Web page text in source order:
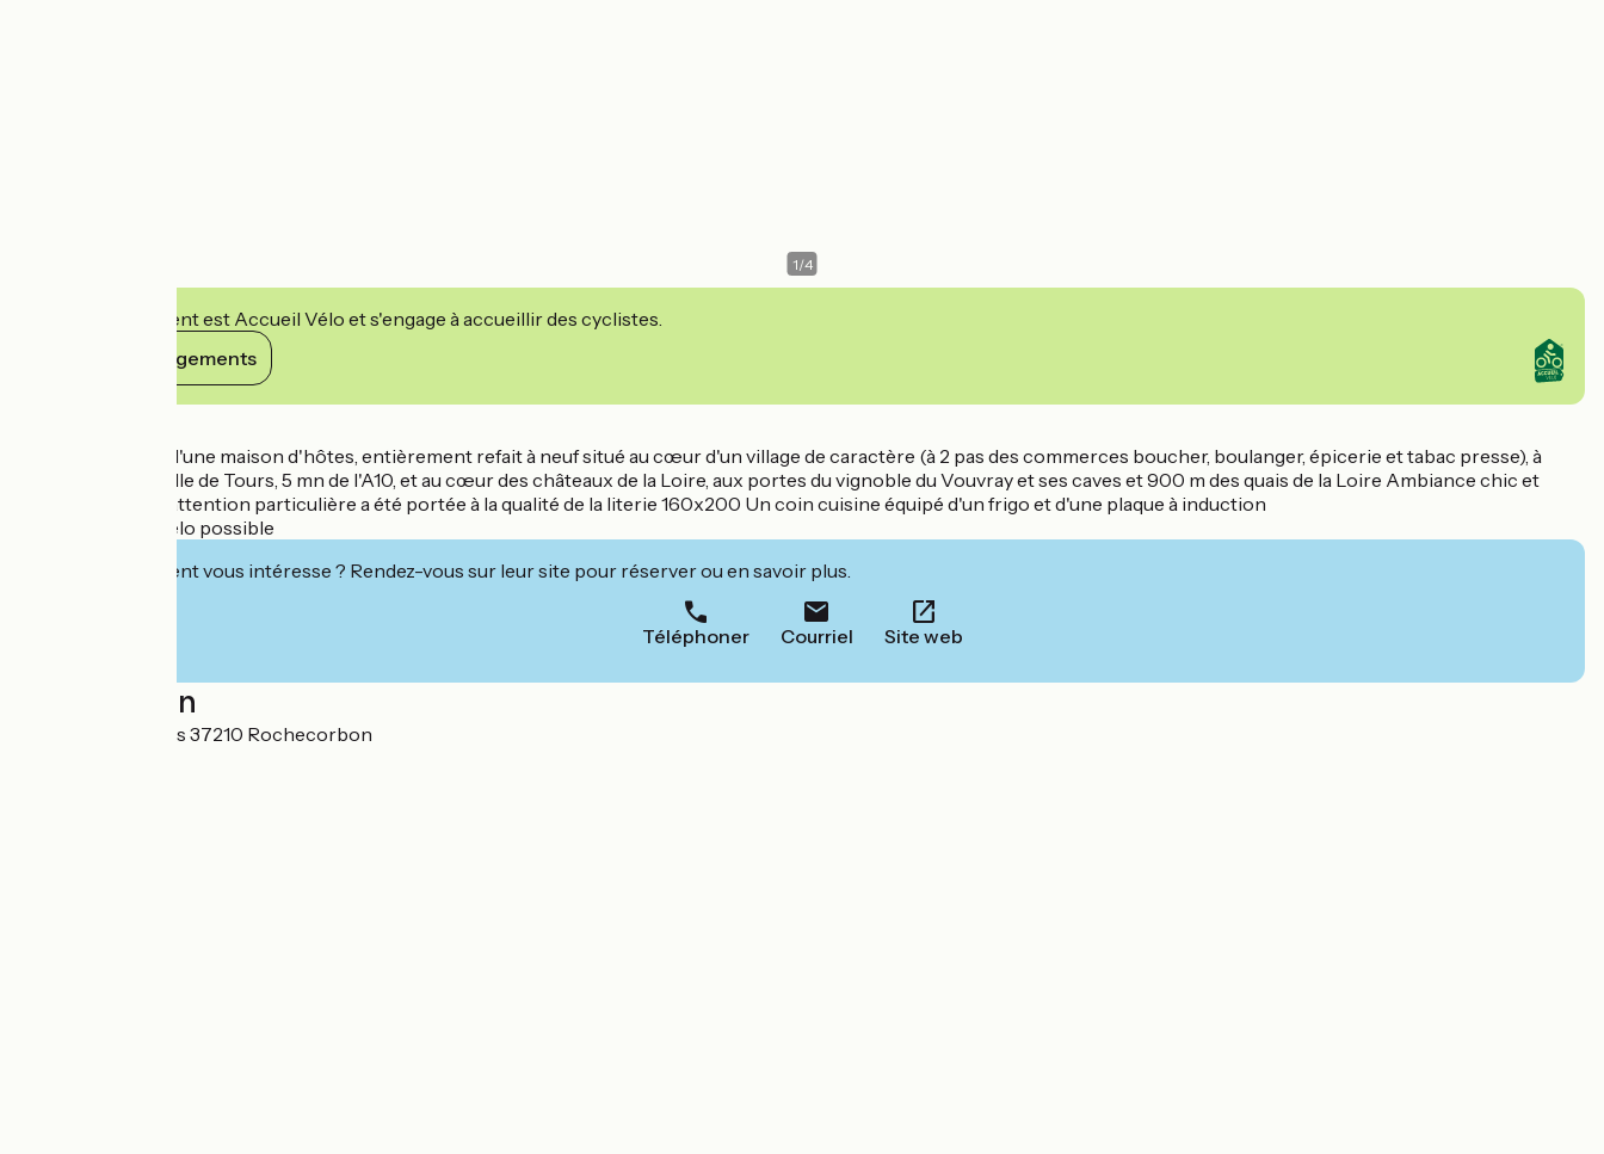
1/4
Cet établissement est Accueil Vélo et s'engage à accueillir des cyclistes.
Voir ses engagements
Joli studio au rdc d'une maison d'hôtes, entièrement refait à neuf situé au cœur d'un village de caractère (à 2 pas des commerces boucher, boulanger, épicerie et tabac presse), à
10mn du centre ville de Tours, 5 mn de l'A10, et au cœur des châteaux de la Loire, aux portes du vignoble du Vouvray et ses caves et 900 m des quais de la Loire Ambiance chic et
confortable Une attention particulière a été portée à la qualité de la literie 160x200 Un coin cuisine équipé d'un frigo et d'une plaque à induction
Garage moto et vélo possible
Cet établissement vous intéresse ? Rendez-vous sur leur site pour réserver ou en savoir plus.
Téléphoner Courriel Site web
Localisation
74 Rue des Clouets 37210 Rochecorbon